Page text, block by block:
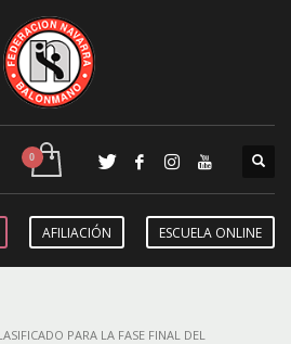
AFILIACIÓN ESCUELA ONLINE
PARA LA FASE FINAL DEL